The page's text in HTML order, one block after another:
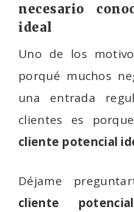
necesario
ideal
Uno de los
porqué muchos
una entrada
clientes es
cliente potencial
Déjame
cliente